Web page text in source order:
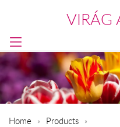
VIRÁG
Home Products